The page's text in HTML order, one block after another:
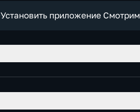
Установить приложение Смотрим